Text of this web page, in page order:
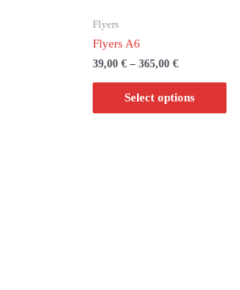
Flyers
Flyers A6
39,00 € – 365,00 €
Select options